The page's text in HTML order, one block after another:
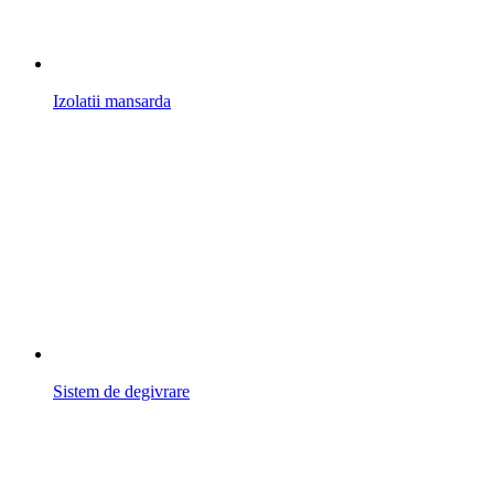
Izolatii mansarda
Sistem de degivrare